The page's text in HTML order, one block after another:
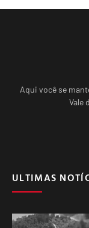
Aqui você se
Vale
ULTIMAS